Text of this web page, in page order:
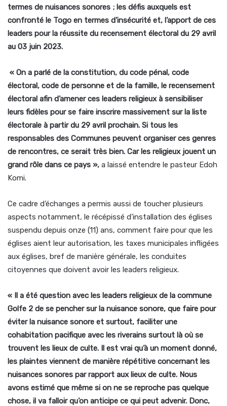
termes de nuisances sonores ; les défis auxquels est
confronté le Togo en termes d’insécurité et, l’apport de ces
leaders pour la réussite du recensement électoral du 29 avril
au 03 juin 2023.
« On a parlé de la constitution, du code pénal, code
électoral, code de personne et de la famille, le recensement
électoral afin d’amener ces leaders religieux à sensibiliser
leurs fidèles pour se faire inscrire massivement sur la liste
électorale à partir du 29 avril prochain. Si tous les
responsables des Communes peuvent organiser ces genres
de rencontres, ce serait très bien. Car les religieux jouent un
grand rôle dans ce pays », a laissé entendre le pasteur Edoh
Komi.
Ce cadre d’échanges a permis aussi de toucher plusieurs
aspects notamment, le récépissé d’installation des églises
suspendu depuis onze (11) ans, comment faire pour que les
églises aient leur autorisation, les taxes municipales infligées
aux églises, bref de manière générale, les conduites
citoyennes que doivent avoir les leaders religieux.
« Il a été question avec les leaders religieux de la commune
Golfe 2 de se pencher sur la nuisance sonore, que faire pour
éviter la nuisance sonore et surtout, faciliter une
cohabitation pacifique avec les riverains surtout là où se
trouvent les lieux de culte. Il est vrai qu’à un moment donné,
les plaintes viennent de manière répétitive concernant les
nuisances sonores par rapport aux lieux de culte. Nous
avons estimé que même si on ne se reproche pas quelque
chose, il va falloir qu’on anticipe ce qui peut advenir. Donc,